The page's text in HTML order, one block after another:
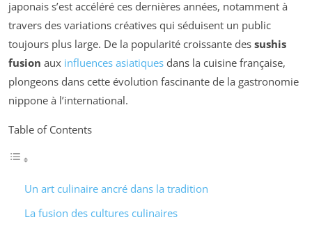
japonais s’est accéléré ces dernières années, notamment à
travers des variations créatives qui séduisent un public
toujours plus large. De la popularité croissante des sushis
fusion aux influences asiatiques dans la cuisine française,
plongeons dans cette évolution fascinante de la gastronomie
nippone à l’international.
Table of Contents
Un art culinaire ancré dans la tradition
La fusion des cultures culinaires